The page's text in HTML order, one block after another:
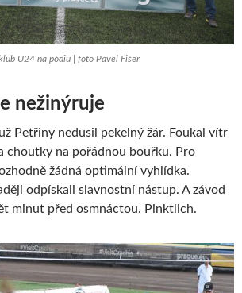
U24 na pódiu | foto Pavel Fišer
nežinýruje
Petřiny nedusil pekelný žár. Foukal vítr
choutky na pořádnou bouřku. Pro
žádná optimální vyhlídka.
odpískali slavnostní nástup. A závod
minut před osmnáctou. Pinktlich.